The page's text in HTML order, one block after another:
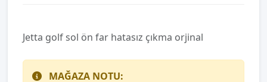
Jetta golf sol ön far hatasız çıkma orjinal
MAĞAZA NOTU: